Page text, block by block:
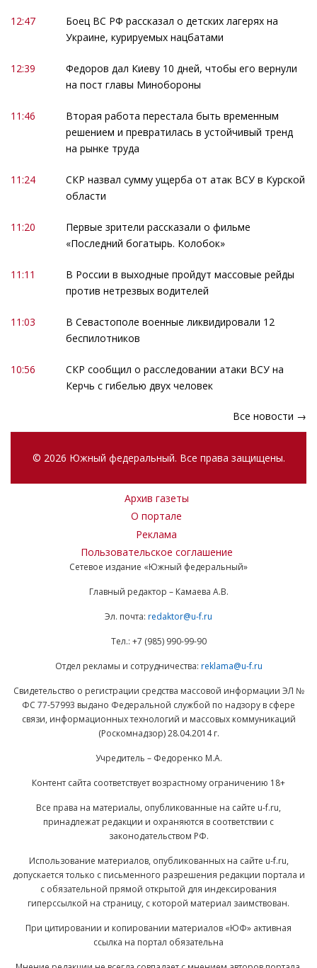
12:47
Боец ВС РФ рассказал о детских лагерях на
Украине, курируемых нацбатами
12:39
Федоров дал Киеву 10 дней, чтобы его вернули
на пост главы Минобороны
11:46
Вторая работа перестала быть временным
решением и превратилась в устойчивый тренд
на рынке труда
11:24
СКР назвал сумму ущерба от атак ВСУ в Курской
области
11:20
Первые зрители рассказали о фильме
«Последний богатырь. Колобок»
11:11
В России в выходные пройдут массовые рейды
против нетрезвых водителей
11:03
В Севастополе военные ликвидировали 12
беспилотников
10:56
СКР сообщил о расследовании атаки ВСУ на
Керчь с гибелью двух человек
Все новости →
© 2026 Южный федеральный. Все права защищены.
Архив газеты
О портале
Реклама
Пользовательское соглашение
Сетевое издание «Южный федеральный»
Главный редактор – Камаева А.В.
Эл. почта: redaktor@u-f.ru
Тел.: +7 (985) 990-99-90
Отдел рекламы и сотрудничества: reklama@u-f.ru
Свидетельство о регистрации средства массовой информации ЭЛ №
ФС 77-57993 выдано Федеральной службой по надзору в сфере
связи, информационных технологий и массовых коммуникаций
(Роскомнадзор) 28.04.2014 г.
Учредитель – Федоренко М.А.
Контент сайта соответствует возрастному ограничению 18+
Все права на материалы, опубликованные на сайте u-f.ru,
принадлежат редакции и охраняются в соответствии с
законодательством РФ.
Использование материалов, опубликованных на сайте u-f.ru,
допускается только с письменного разрешения редакции портала и
с обязательной прямой открытой для индексирования
гиперссылкой на страницу, с которой материал заимствован.
При цитировании и копировании материалов «ЮФ» активная
ссылка на портал обязательна